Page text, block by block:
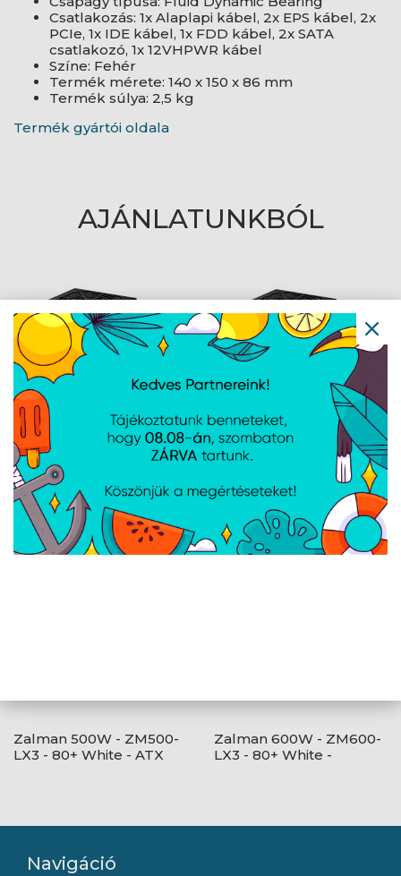
Csatlakozás: 1x Alaplapi kábel, 2x EPS kábel, 2x
PCIe, 1x IDE kábel, 1x FDD kábel, 2x SATA
csatlakozó, 1x 12VHPWR kábel
Színe: Fehér
Termék mérete: 140 x 150 x 86 mm
Termék súlya: 2,5 kg
Termék gyártói oldala
AJÁNLATUNKBÓL
FSP 650W - HYPER
80+PRO650 G5.1V -
Bulk/OEM - 80+ Bronze
- Fekete Tápegység
FSP 550W - HYPER
80+PRO550 BKB - 80+
Bronze - ATX12V V2.52 -
Fekete Tápegység
Zalman 500W - ZM500-
LX3 - 80+ White - ATX
Zalman 600W - ZM600-
LX3 - 80+ White -
Navigáció